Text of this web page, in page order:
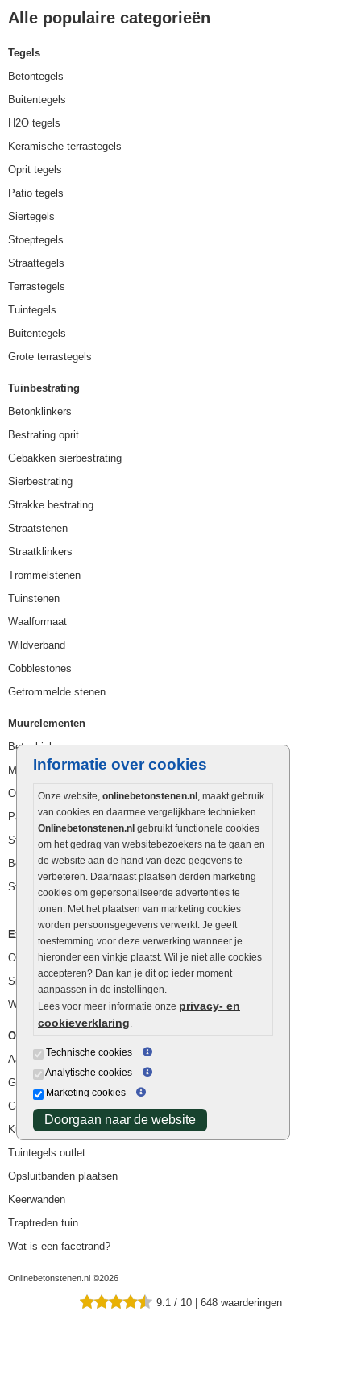
Informatie over cookies
Onze website, onlinebetonstenen.nl , maakt gebruik
van cookies en daarmee vergelijkbare technieken.
Onlinebetonstenen.nl gebruikt functionele cookies
om het gedrag van websitebezoekers na te gaan en
de website aan de hand van deze gegevens te
verbeteren. Daarnaast plaatsen derden marketing
cookies om gepersonaliseerde advertenties te
tonen. Met het plaatsen van marketing cookies
worden persoonsgegevens verwerkt. Je geeft
toestemming voor deze verwerking wanneer je
hieronder een vinkje plaatst. Wil je niet alle cookies
accepteren? Dan kan je dit op ieder moment
aanpassen in de instellingen.
Lees voor meer informatie onze privacy- en
cookieverklaring.
Technische cookies
Analytische cookies
Marketing cookies
Doorgaan naar de website
Alle populaire categorieën
Tegels
Betontegels
Buitentegels
H2O tegels
Keramische terrastegels
Oprit tegels
Patio tegels
Siertegels
Stoeptegels
Straattegels
Terrastegels
Tuintegels
Buitentegels
Grote terrastegels
Tuinbestrating
Betonklinkers
Bestrating oprit
Gebakken sierbestrating
Sierbestrating
Strakke bestrating
Straatstenen
Straatklinkers
Trommelstenen
Tuinstenen
Waalformaat
Wildverband
Cobblestones
Getrommelde stenen
Muurelementen
Betonbielzen
Muurstenen
Opsluitbanden
Palissaden
Stapelblokken
Betonblokken
Stapelstenen
Extra benodigdheden
Ophoogzand
Siergrind en siersplit
Waterafvoer
Overig
Aanbiedingen
Goedkope bestrating
Goedkope tuintegels
Kunstgras
Tuintegels outlet
Opsluitbanden plaatsen
Keerwanden
Traptreden tuin
Wat is een facetrand?
Onlinebetonstenen.nl ©2026
9.1 / 10 | 648 waarderingen